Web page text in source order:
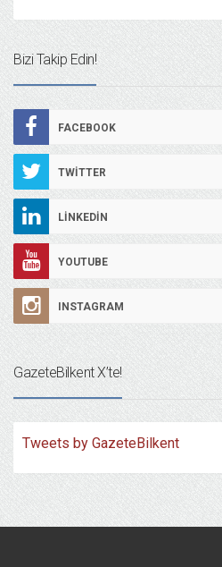
Bizi Takip Edin!
FACEBOOK
TWITTER
LINKEDIN
YOUTUBE
INSTAGRAM
GazeteBilkent X’te!
Tweets by GazeteBilkent